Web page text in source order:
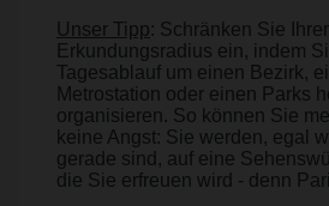
Unser Tipp: Schränken Sie
Erkundungsradius ein, indem
Tagesablauf um einen Bezirk,
Metrostation oder einen Parks
organisieren. So können Sie
keine Angst: Sie werden, egal
gerade sind, auf eine
die Sie erfreuen wird - denn